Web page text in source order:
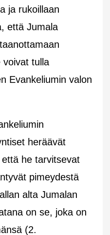
ja rukoillaan
että Jumala
voivat tulla
Evankeliumin valon
heräävät
he tarvitsevat
pimeydestä
alta Jumalan
on se, joka on
(2.